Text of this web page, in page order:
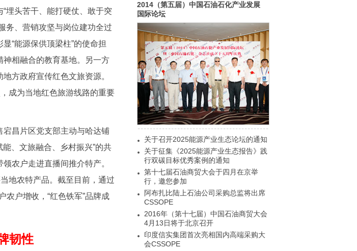
埋头苦干、能打硬仗、敢于突
务、营销攻坚与岗位建功全过
“能源保供顶梁柱”的使命担
相融合的教育基地。另一方
方政府宣传红色文旅资源。
成为当地红色旅游线路的重要
昌片区党支部主动与哈达铺
、文旅融合、乡村振兴”的共
农户走进直播间推介特产。
地农特产品。截至目前，通过
户增收，“红色铁军”品牌成
韧性
2014（第五届）中国石油石化产业发展
国际论坛
关于召开2025能源产业生态论坛的通知
关于征集《2025能源产业生态报告》践
行双碳目标优秀案例的通知
第十七届石油商贸大会于四月在京举
行，邀您参加
阿布扎比陆上石油公司采购总监将出席
CSSOPE
2016年（第十七届）中国石油商贸大会
4月13日将于北京召开
印度信实集团首次亮相国内高端采购大
会CSSOPE